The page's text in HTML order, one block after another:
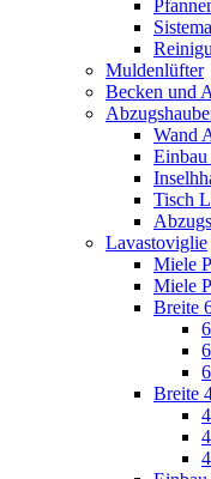
Muldenlüfter
Becken und
Wand
Einbau
Tisch
Lavastoviglie
Miele
Miele
Breite
Breite